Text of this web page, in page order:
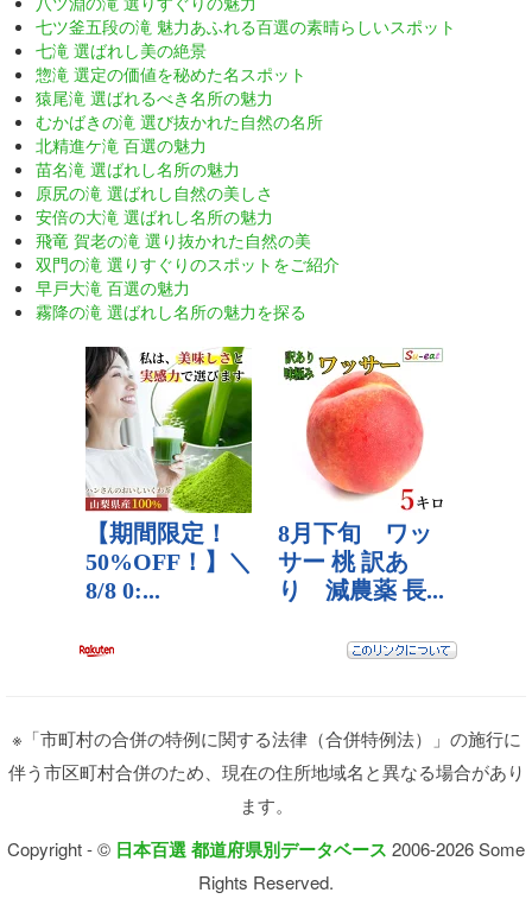
七ツ釜五段の滝 魅力あふれる百選の素晴らしいスポット
七滝 選ばれし美の絶景
惣滝 選定の価値を秘めた名スポット
猿尾滝 選ばれるべき名所の魅力
むかばきの滝 選び抜かれた自然の名所
北精進ケ滝 百選の魅力
苗名滝 選ばれし名所の魅力
原尻の滝 選ばれし自然の美しさ
安倍の大滝 選ばれし名所の魅力
飛竜 賀老の滝 選り抜かれた自然の美
双門の滝 選りすぐりのスポットをご紹介
早戸大滝 百選の魅力
霧降の滝 選ばれし名所の魅力を探る
※「市町村の合併の特例に関する法律（合併特例法）」の施行に
伴う市区町村合併のため、現在の住所地域名と異なる場合があり
ます。
Copyright - © 日本百選 都道府県別データベース 2006-2026 Some
Rights Reserved.